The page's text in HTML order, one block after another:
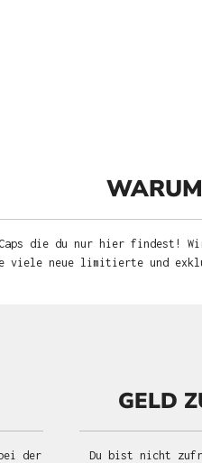
die du nur hier findest! Wir
viele neue limitierte und
der
GELD
Du bist nicht